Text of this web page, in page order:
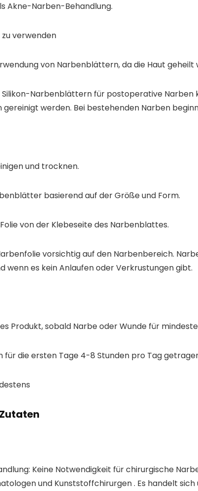
Akne-Narben-Behandlung.
verwenden
von Narbenblättern, da die Haut
Silikon-Narbenblättern für postoperative Narben
gereinigt werden. Bei bestehenden Narben
und trocknen.
basierend auf der Größe und Form.
von der Klebeseite des Narbenblattes.
vorsichtig auf den Narbenbereich.
wenn es kein Anlaufen oder Verkrustungen gibt.
Produkt, sobald Narbe oder Wunde für
für die ersten Tage 4-8 Stunden pro Tag
Keine Notwendigkeit für chirurgische
und Kunststoffchirurgen . Es handelt